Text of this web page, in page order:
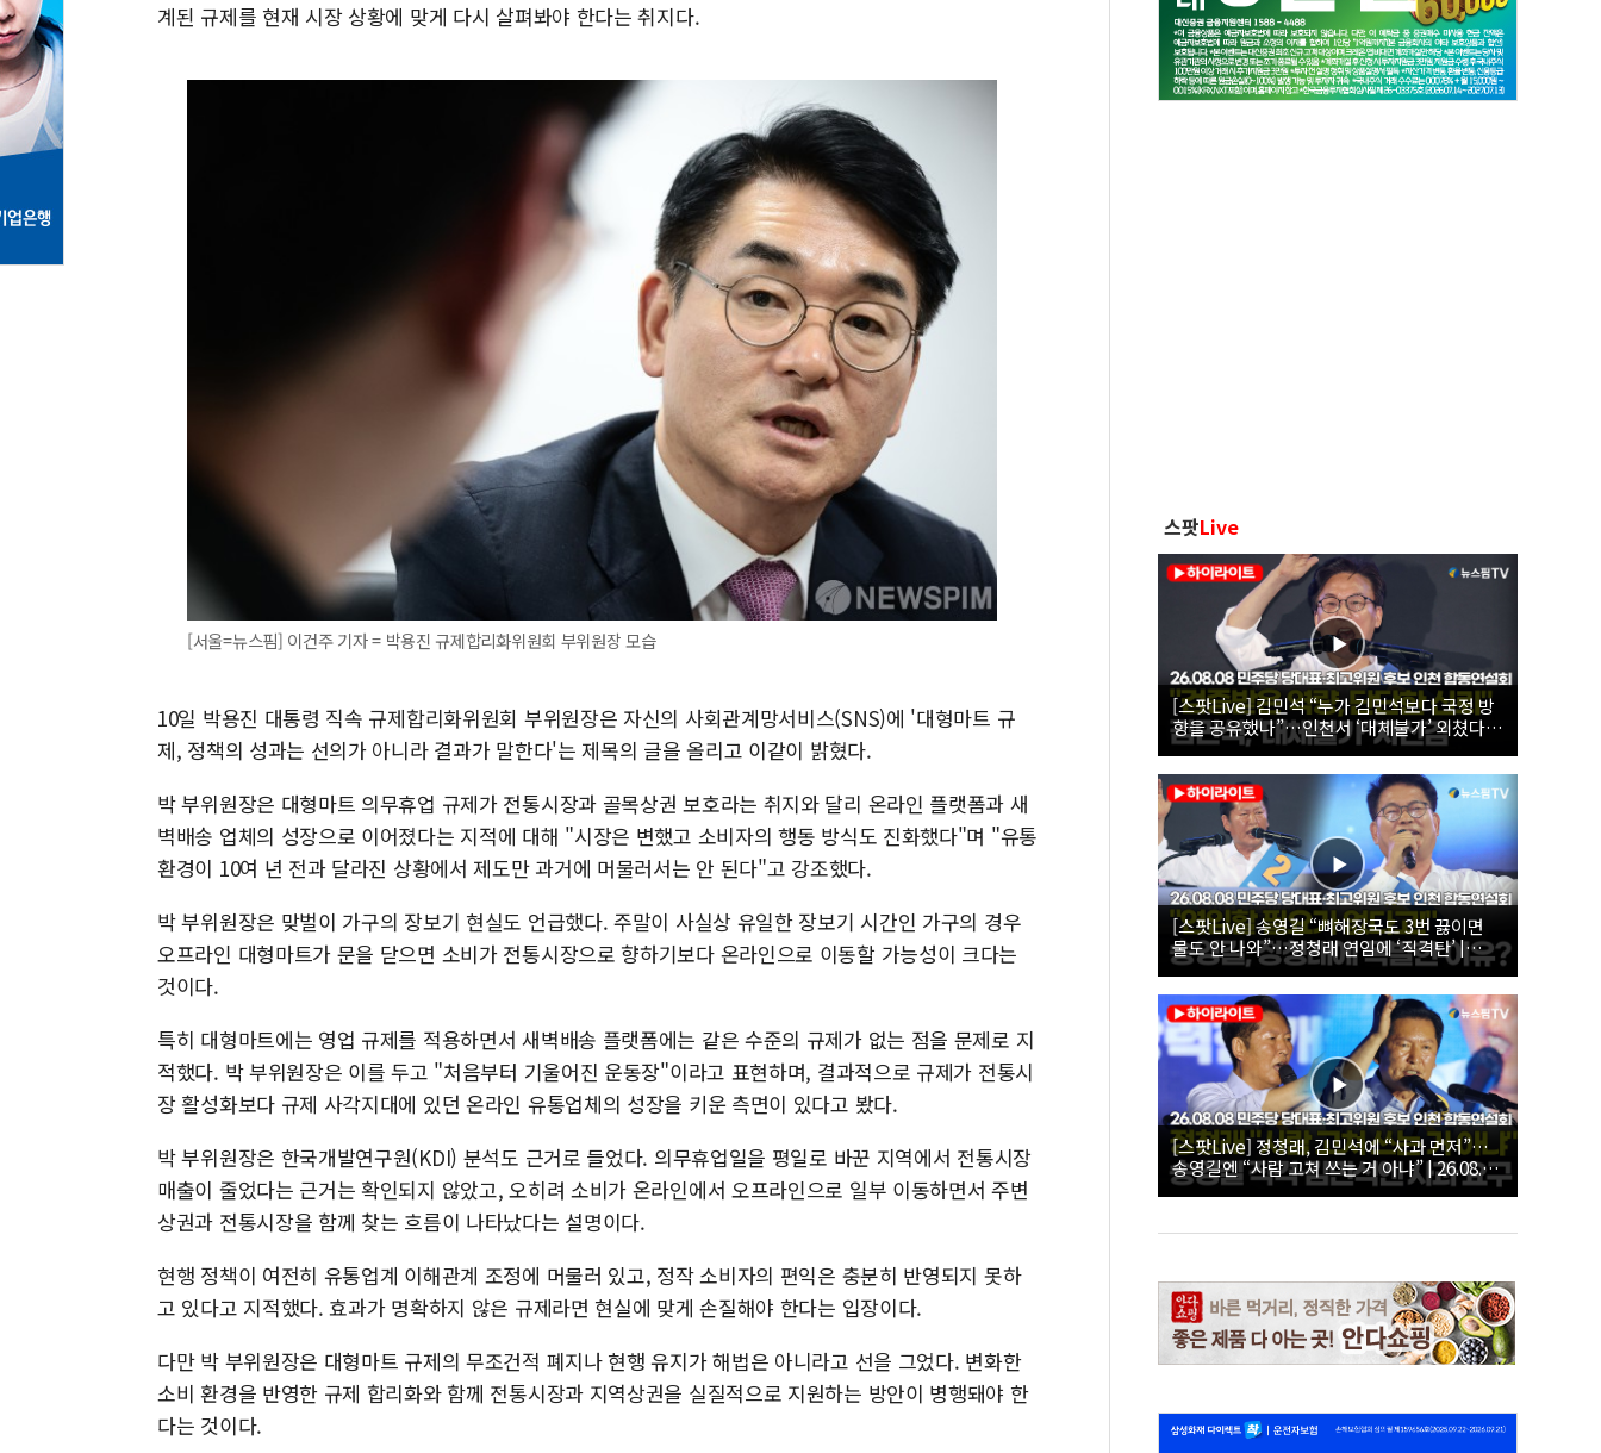
계된 규제를 현재 시장 상황에 맞게 다시 살펴봐야 한다는 취지다.
[서울=뉴스핌] 이건주 기자 = 박용진 규제합리화위원회 부위원장 모습
10일 박용진 대통령 직속 규제합리화위원회 부위원장은 자신의 사회관계망서비스(SNS)에 '대형마트 규
제, 정책의 성과는 선의가 아니라 결과가 말한다'는 제목의 글을 올리고 이같이 밝혔다.
박 부위원장은 대형마트 의무휴업 규제가 전통시장과 골목상권 보호라는 취지와 달리 온라인 플랫폼과 새
벽배송 업체의 성장으로 이어졌다는 지적에 대해 "시장은 변했고 소비자의 행동 방식도 진화했다"며 "유통
환경이 10여 년 전과 달라진 상황에서 제도만 과거에 머물러서는 안 된다"고 강조했다.
박 부위원장은 맞벌이 가구의 장보기 현실도 언급했다. 주말이 사실상 유일한 장보기 시간인 가구의 경우
오프라인 대형마트가 문을 닫으면 소비가 전통시장으로 향하기보다 온라인으로 이동할 가능성이 크다는
것이다.
특히 대형마트에는 영업 규제를 적용하면서 새벽배송 플랫폼에는 같은 수준의 규제가 없는 점을 문제로 지
적했다. 박 부위원장은 이를 두고 "처음부터 기울어진 운동장"이라고 표현하며, 결과적으로 규제가 전통시
장 활성화보다 규제 사각지대에 있던 온라인 유통업체의 성장을 키운 측면이 있다고 봤다.
박 부위원장은 한국개발연구원(KDI) 분석도 근거로 들었다. 의무휴업일을 평일로 바꾼 지역에서 전통시장
매출이 줄었다는 근거는 확인되지 않았고, 오히려 소비가 온라인에서 오프라인으로 일부 이동하면서 주변
상권과 전통시장을 함께 찾는 흐름이 나타났다는 설명이다.
현행 정책이 여전히 유통업계 이해관계 조정에 머물러 있고, 정작 소비자의 편익은 충분히 반영되지 못하
고 있다고 지적했다. 효과가 명확하지 않은 규제라면 현실에 맞게 손질해야 한다는 입장이다.
다만 박 부위원장은 대형마트 규제의 무조건적 폐지나 현행 유지가 해법은 아니라고 선을 그었다. 변화한
소비 환경을 반영한 규제 합리화와 함께 전통시장과 지역상권을 실질적으로 지원하는 방안이 병행돼야 한
다는 것이다.
스팟Live
[스팟Live] 김민석 “누가 김민석보다 국정 방
향을 공유했나”…인천서 ‘대체불가’ 외쳤다 |
26.08.08 더불어민주당 당대표·최고위원 후
보 인천 합동연설회
[스팟Live] 송영길 “뼈해장국도 3번 끓이면
물도 안 나와”…정청래 연임에 ‘직격탄’ |
26.08.08 더불어민주당 당대표·최고위원 후
보 인천 합동연설회
[스팟Live] 정청래, 김민석에 “사과 먼저”…
송영길엔 “사람 고쳐 쓰는 거 아냐” | 26.08.08
더불어민주당 당대표·최고위원 후보 인천 합